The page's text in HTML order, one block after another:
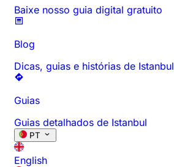
Baixe nosso guia digital gratuito
Blog
Dicas, guias e histórias de Istanbul
Guias
Guias detalhados de Istanbul
PT
English